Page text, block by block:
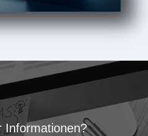
Informationen?